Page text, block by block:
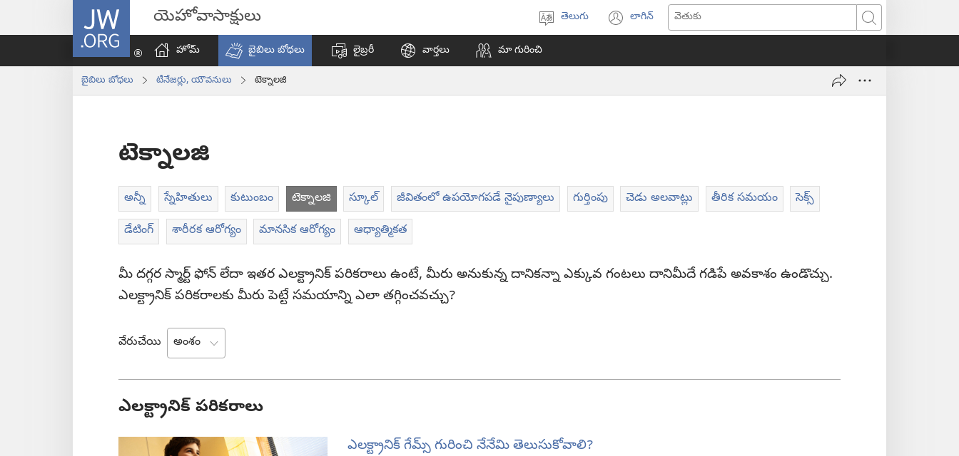
JW.ORG యెహోవాసాక్షులు
ఎంచుకోండి
తెలుగు లాగిన్
విండో
అవుతుంది)
వెతుకు
హోమ్‌
బైబిలు బోధలు లైబ్రరీ వార్తలు మా గురించి
బైబిలు బోధలు టీనేజర్లు, యౌవనులు టెక్నాలజి
టెక్నాలజి
అన్నీ స్నేహితులు కుటుంబం టెక్నాలజి స్కూల్‌ జీవితంలో ఉపయోగపడే నైపుణ్యాలు గుర్తింపు చెడు అలవాట్లు తీరిక సమయం సెక్స్‌
డేటింగ్‌ శారీరక ఆరోగ్యం మానసిక ఆరోగ్యం ఆధ్యాత్మికత
మీ దగ్గర స్మార్ట్‌ ఫోన్‌ లేదా ఇతర ఎలక్ట్రానిక్‌ పరికరాలు ఉంటే, మీరు అనుకున్న దానికన్నా ఎక్కువ గంటలు దానిమీదే గడిపే అవకాశం ఉండొచ్చు.
ఎలక్ట్రానిక్‌ పరికరాలకు మీరు పెట్టే సమయాన్ని ఎలా తగ్గించవచ్చు?
వేరుచేయి
ఎలక్ట్రానిక్‌ పరికరాలు
ఎలక్ట్రానిక్‌ గేమ్స్‌ గురించి నేనేమి తెలుసుకోవాలి?